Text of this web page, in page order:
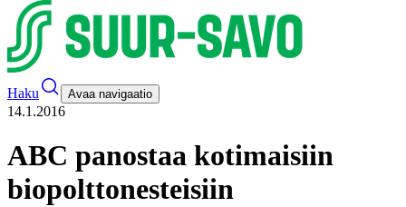
Haku Avaa navigaatio
14.1.2016
ABC panostaa kotimaisiin
biopolttonesteisiin